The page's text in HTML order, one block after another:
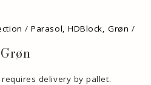
/ Parasol, HDBlock, Grøn /
delivery by pallet.